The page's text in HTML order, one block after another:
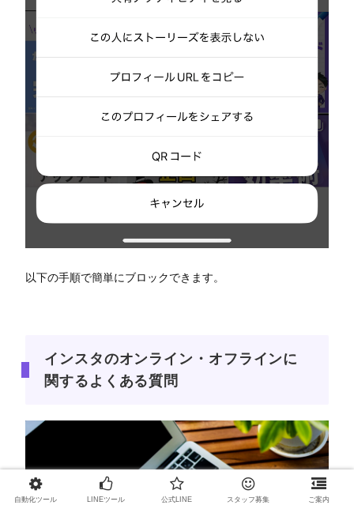
以下の手順で簡単にブロックできます。
インスタのオンライン・オフラインに
関するよくある質問
自動化ツール LINEツール 公式LINE スタッフ募集 ご案内